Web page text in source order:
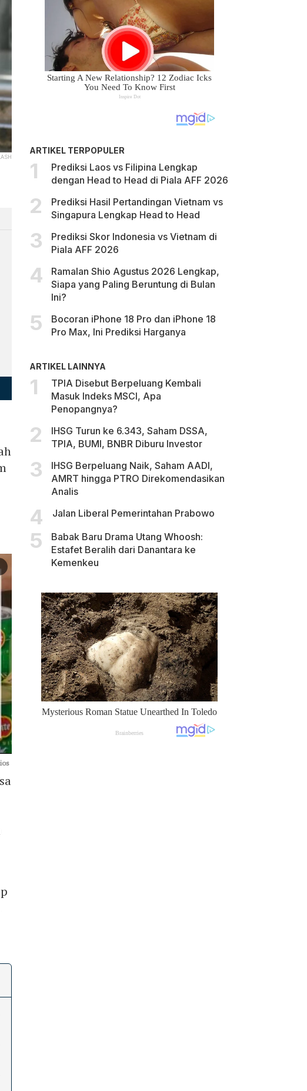
ARTIKEL TERPOPULER
Prediksi Laos vs Filipina Lengkap
dengan Head to Head di Piala AFF 2026
Prediksi Hasil Pertandingan Vietnam vs
Singapura Lengkap Head to Head
Prediksi Skor Indonesia vs Vietnam di
Piala AFF 2026
Ramalan Shio Agustus 2026 Lengkap,
Siapa yang Paling Beruntung di Bulan
Ini?
Bocoran iPhone 18 Pro dan iPhone 18
Pro Max, Ini Prediksi Harganya
ARTIKEL LAINNYA
TPIA Disebut Berpeluang Kembali
Masuk Indeks MSCI, Apa
Penopangnya?
IHSG Turun ke 6.343, Saham DSSA,
TPIA, BUMI, BNBR Diburu Investor
IHSG Berpeluang Naik, Saham AADI,
AMRT hingga PTRO Direkomendasikan
Analis
Jalan Liberal Pemerintahan Prabowo
Babak Baru Drama Utang Whoosh:
Estafet Beralih dari Danantara ke
Kemenkeu